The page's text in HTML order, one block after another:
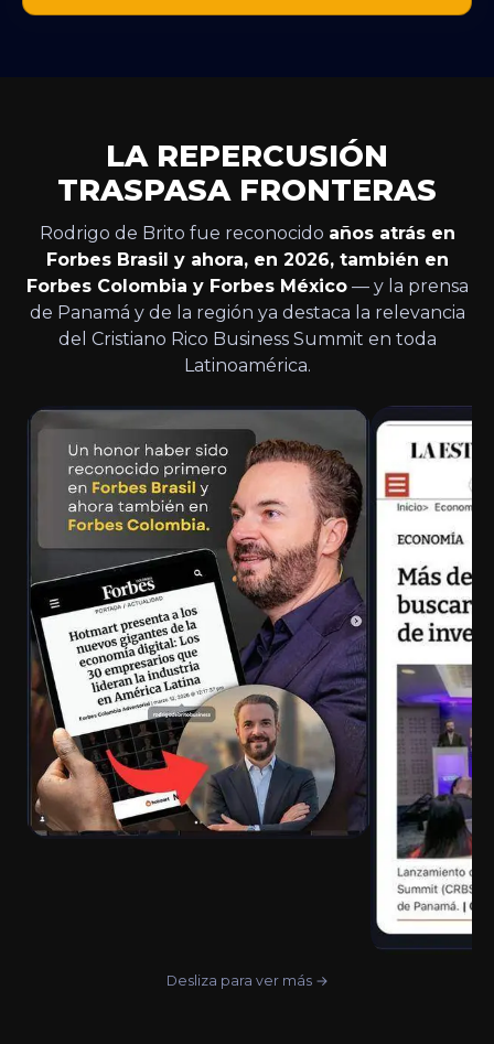
LA REPERCUSIÓN
TRASPASA FRONTERAS
Rodrigo de Brito fue reconocido años atrás en
Forbes Brasil y ahora, en 2026, también en
Forbes Colombia y Forbes México— y la prensa
de Panamá y de la región ya destaca la relevancia
del Cristiano Rico Business Summit en toda
Latinoamérica.
Desliza para ver más →